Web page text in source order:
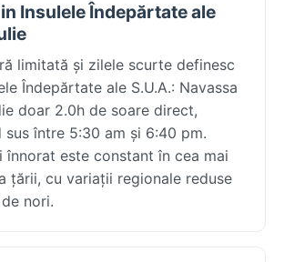
Insulele Îndepărtate ale
limitată și zilele scurte definesc
Îndepărtate ale S.U.A.: Navassa
doar 2.0h de soare direct,
sus între 5:30 am și 6:40 pm.
înnorat este constant în cea mai
țării, cu variații regionale reduse
nori.